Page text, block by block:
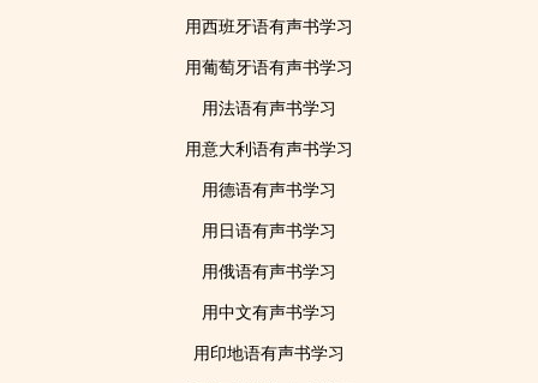
用西班牙语有声书学习
用葡萄牙语有声书学习
用法语有声书学习
用意大利语有声书学习
用德语有声书学习
用日语有声书学习
用俄语有声书学习
用中文有声书学习
用印地语有声书学习